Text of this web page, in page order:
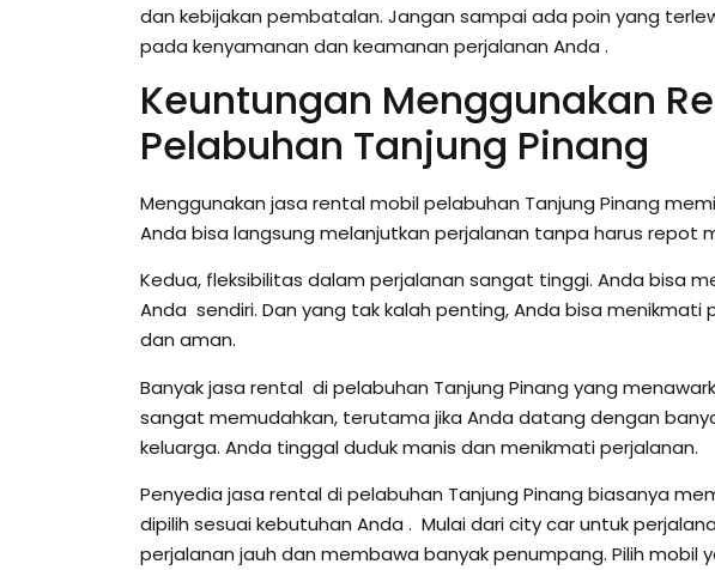
dan kebijakan pembatalan. Jangan sampai ada poin yang
pada kenyamanan dan keamanan perjalanan Anda .
Keuntungan Menggunakan
Pelabuhan Tanjung Pinang
Menggunakan jasa rental mobil pelabuhan Tanjung Pinang
Anda bisa langsung melanjutkan perjalanan tanpa harus repot
Kedua, fleksibilitas dalam perjalanan sangat tinggi. Anda bisa
Anda sendiri. Dan yang tak kalah penting, Anda bisa menikmati
dan aman.
Banyak jasa rental di pelabuhan Tanjung Pinang yang
sangat memudahkan, terutama jika Anda datang dengan
keluarga. Anda tinggal duduk manis dan menikmati perjalanan.
Penyedia jasa rental di pelabuhan Tanjung Pinang biasanya
dipilih sesuai kebutuhan Anda . Mulai dari city car untuk
perjalanan jauh dan membawa banyak penumpang. Pilih mobil